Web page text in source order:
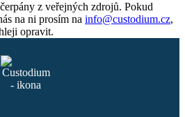
z veřejných zdrojů. Pokud
na ni prosím na info@custodium.cz,
opravit.